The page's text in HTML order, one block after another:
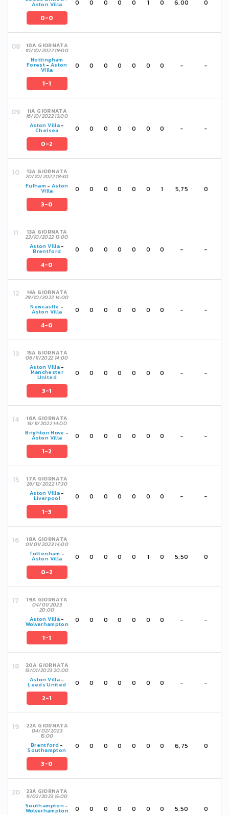
Aston Villa
0-0
0 0 0 0 0 1 0 6,00 0
10A GIORNATA
10/10/2022 19:00
Nottingham
Forest -Aston
Villa
1-1
0 0 0 0 0 0 0 - -
11A GIORNATA
16/10/2022 13:00
Aston Villa-
Chelsea
0-2
0 0 0 0 0 0 0 - -
12A GIORNATA
20/10/2022 18:30
Fulham -Aston
Villa
3-0
0 0 0 0 0 0 1 5,75 0
13A GIORNATA
23/10/2022 13:00
Aston Villa-
Brentford
4-0
0 0 0 0 0 0 0 - -
14A GIORNATA
29/10/2022 14:00
Newcastle -
Aston Villa
4-0
0 0 0 0 0 0 0 - -
15A GIORNATA
06/11/2022 14:00
Aston Villa-
Manchester
United
3-1
0 0 0 0 0 0 0 - -
16A GIORNATA
13/11/2022 14:00
Brighton Hove -
Aston Villa
1-2
0 0 0 0 0 0 0 - -
17A GIORNATA
26/12/2022 17:30
Aston Villa-
Liverpool
1-3
0 0 0 0 0 0 0 - -
18A GIORNATA
01/01/2023 14:00
Tottenham -
Aston Villa
0-2
0 0 0 0 0 1 0 5,50 0
19A GIORNATA
04/01/2023
20:00
Aston Villa-
Wolverhampton
1-1
0 0 0 0 0 0 0 - -
20A GIORNATA
13/01/2023 20:00
Aston Villa-
Leeds United
2-1
0 0 0 0 0 0 0 - -
22A GIORNATA
04/02/2023
15:00
Brentford -
Southampton
3-0
0 0 0 0 0 0 0 6,75 0
23A GIORNATA
11/02/2023 15:00
Southampton-
Wolverhampton 0 0 0 0 0 0 0 5,50 0